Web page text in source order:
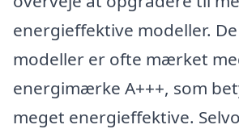
energieffektive modeller.
modeller er ofte mærket
energimærke A+++, som
meget energieffektive.